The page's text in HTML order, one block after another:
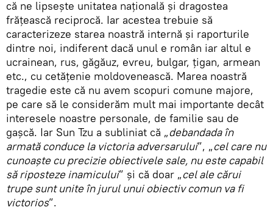
că ne lipseşte unitatea naţională şi dragostea
frăţească reciprocă. Iar acestea trebuie să
caracterizeze starea noastră internă şi raporturile
dintre noi, indiferent dacă unul e român iar altul e
ucrainean, rus, găgăuz, evreu, bulgar, ţigan, armean
etc., cu cetăţenie moldovenească. Marea noastră
tragedie este că nu avem scopuri comune majore,
pe care să le considerăm mult mai importante decât
interesele noastre personale, de familie sau de
gaşcă. Iar Sun Tzu a subliniat că „debandada în
armată conduce la victoria adversarului”, „cel care nu
cunoaşte cu precizie obiectivele sale, nu este capabil
să riposteze inamicului” şi că doar „cel ale cărui
trupe sunt unite în jurul unui obiectiv comun va fi
victorios”.